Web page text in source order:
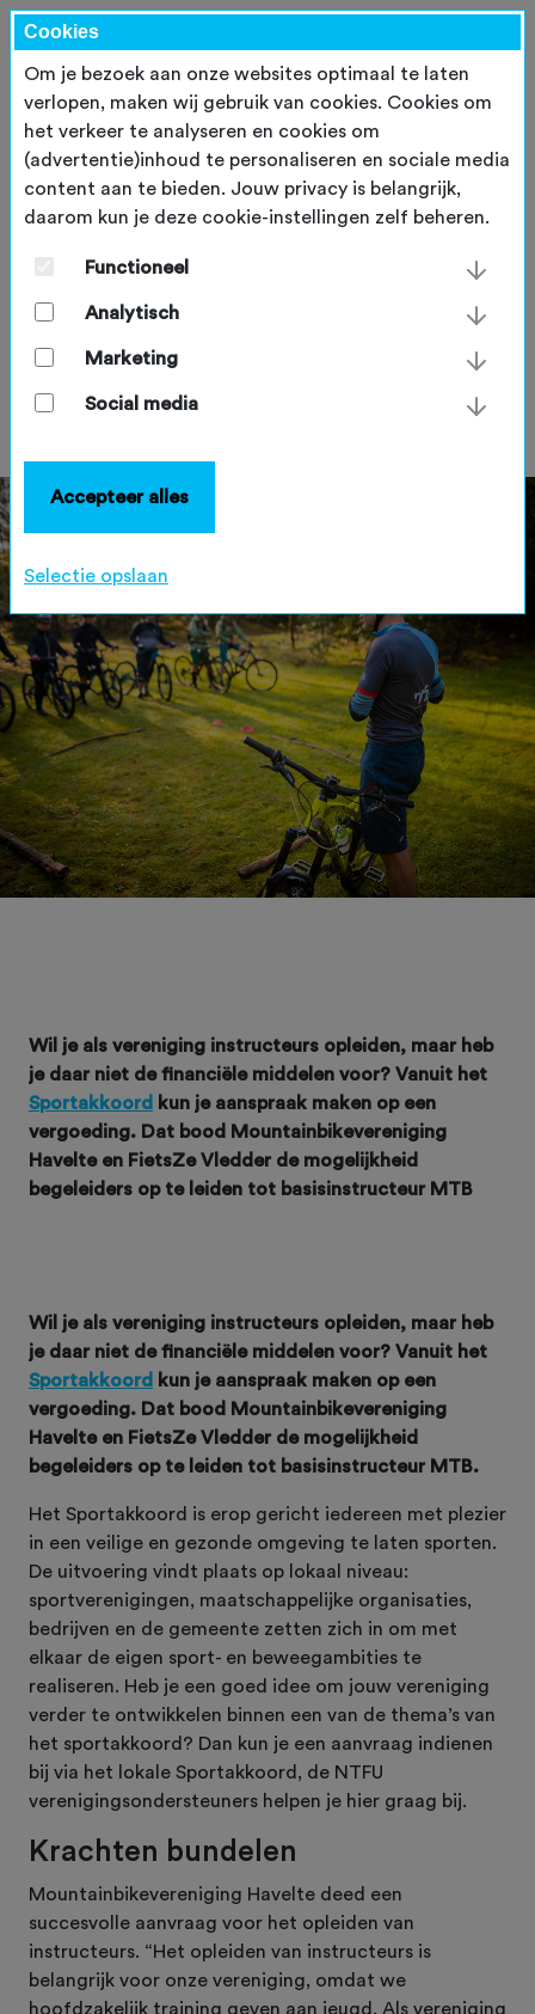
Goed voorbeeld: Instructeurs
opleiden met financiële
ondersteuning vanuit het
Sportakkoord
dinsdag 14 december 2021
Wil je als vereniging instructeurs opleiden, maar heb
je daar niet de financiële middelen voor? Vanuit het
Sportakkoord
kun je aanspraak maken op een
vergoeding. Dat bood Mountainbikevereniging
Havelte en FietsZe Vledder de mogelijkheid
begeleiders op te leiden tot basisinstructeur MTB
Wil je als vereniging instructeurs opleiden, maar heb
je daar niet de financiële middelen voor? Vanuit het
Sportakkoord
kun je aanspraak maken op een
vergoeding. Dat bood Mountainbikevereniging
Havelte en FietsZe Vledder de mogelijkheid
begeleiders op te leiden tot basisinstructeur MTB.
Het Sportakkoord is erop gericht iedereen met plezier
in een veilige en gezonde omgeving te laten sporten.
De uitvoering vindt plaats op lokaal niveau:
sportverenigingen, maatschappelijke organisaties,
bedrijven en de gemeente zetten zich in om met
elkaar de eigen sport- en beweegambities te
realiseren. Heb je een goed idee om jouw vereniging
verder te ontwikkelen binnen een van de thema’s van
het sportakkoord? Dan kun je een aanvraag indienen
bij via het lokale Sportakkoord, de NTFU
verenigingsondersteuners helpen je hier graag bij.
Krachten bundelen
Mountainbikevereniging Havelte deed een
succesvolle aanvraag voor het opleiden van
instructeurs. “Het opleiden van instructeurs is
belangrijk voor onze vereniging, omdat we
hoofdzakelijk training geven aan jeugd. Als vereniging
Cookies
Om je bezoek aan onze websites optimaal te laten
verlopen, maken wij gebruik van cookies. Cookies om
het verkeer te analyseren en cookies om
(advertentie)inhoud te personaliseren en sociale media
content aan te bieden. Jouw privacy is belangrijk,
daarom kun je deze cookie-instellingen zelf beheren.
Functioneel
Analytisch
Marketing
Social media
Accepteer alles
Selectie opslaan